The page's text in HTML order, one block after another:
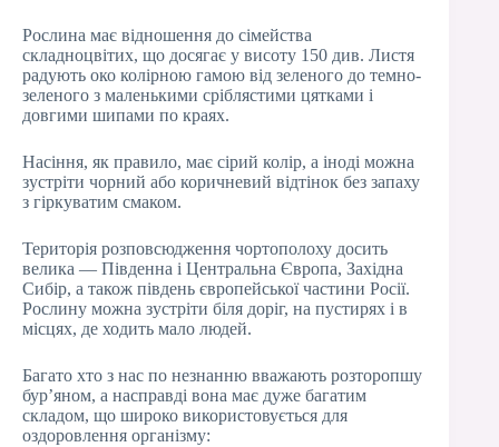
Рослина має відношення до сімейства
складноцвітих, що досягає у висоту 150 див. Листя
радують око колірною гамою від зеленого до темно-
зеленого з маленькими сріблястими цятками і
довгими шипами по краях.
Насіння, як правило, має сірий колір, а іноді можна
зустріти чорний або коричневий відтінок без запаху
з гіркуватим смаком.
Територія розповсюдження чортополоху досить
велика — Південна і Центральна Європа, Західна
Сибір, а також південь європейської частини Росії.
Рослину можна зустріти біля доріг, на пустирях і в
місцях, де ходить мало людей.
Багато хто з нас по незнанню вважають розторопшу
бур’яном, а насправді вона має дуже багатим
складом, що широко використовується для
оздоровлення організму: